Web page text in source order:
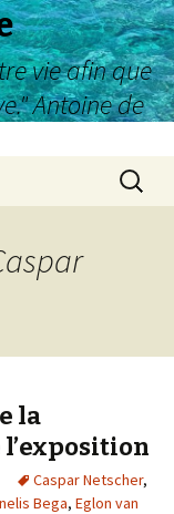
vie afin que
Antoine de
la
Caspar Netscher,
Bega, Eglon van